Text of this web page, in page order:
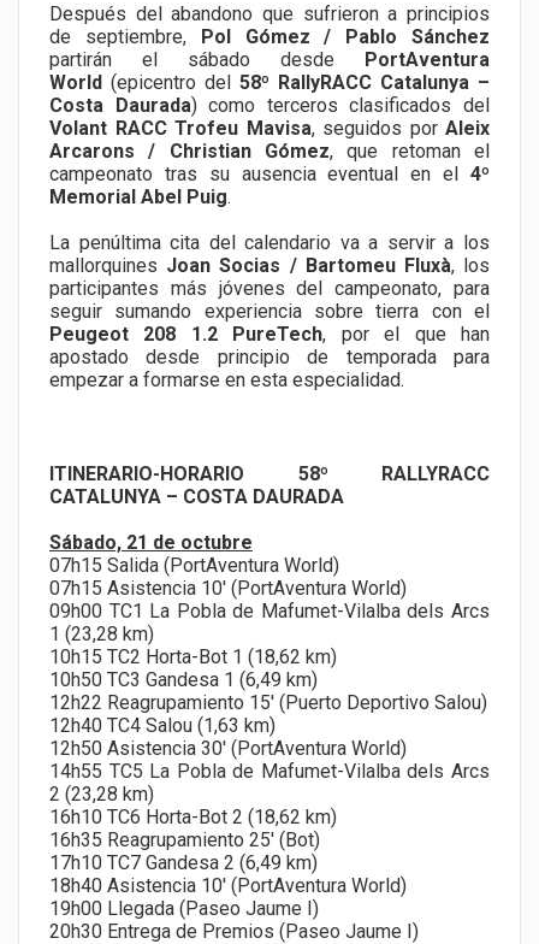
Después del abandono que sufrieron a principios
de septiembre, Pol Gómez / Pablo Sánchez
partirán el sábado desde PortAventura
World (epicentro del 58º RallyRACC Catalunya –
Costa Daurada) como terceros clasificados del
Volant RACC Trofeu Mavisa, seguidos por Aleix
Arcarons / Christian Gómez, que retoman el
campeonato tras su ausencia eventual en el 4º
Memorial Abel Puig.
La penúltima cita del calendario va a servir a los
mallorquines Joan Socias / Bartomeu Fluxà, los
participantes más jóvenes del campeonato, para
seguir sumando experiencia sobre tierra con el
Peugeot 208 1.2 PureTech, por el que han
apostado desde principio de temporada para
empezar a formarse en esta especialidad.
ITINERARIO-HORARIO 58º RALLYRACC
CATALUNYA – COSTA DAURADA
Sábado, 21 de octubre
07h15 Salida (PortAventura World)
07h15 Asistencia 10' (PortAventura World)
09h00 TC1 La Pobla de Mafumet-Vilalba dels Arcs
1 (23,28 km)
10h15 TC2 Horta-Bot 1 (18,62 km)
10h50 TC3 Gandesa 1 (6,49 km)
12h22 Reagrupamiento 15' (Puerto Deportivo Salou)
12h40 TC4 Salou (1,63 km)
12h50 Asistencia 30' (PortAventura World)
14h55 TC5 La Pobla de Mafumet-Vilalba dels Arcs
2 (23,28 km)
16h10 TC6 Horta-Bot 2 (18,62 km)
16h35 Reagrupamiento 25' (Bot)
17h10 TC7 Gandesa 2 (6,49 km)
18h40 Asistencia 10' (PortAventura World)
19h00 Llegada (Paseo Jaume I)
20h30 Entrega de Premios (Paseo Jaume I)